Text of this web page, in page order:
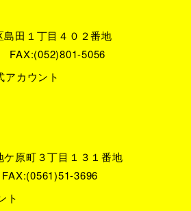
田１丁目４０２番地
FAX:(052)801-5056
カウント
原町３丁目１３１番地
3696
ト